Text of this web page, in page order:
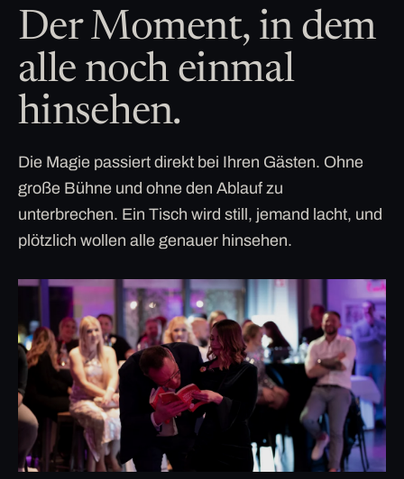
Der Moment, in dem
alle noch einmal
hinsehen.
Die Magie passiert direkt bei Ihren Gästen. Ohne
große Bühne und ohne den Ablauf zu
unterbrechen. Ein Tisch wird still, jemand lacht, und
plötzlich wollen alle genauer hinsehen.